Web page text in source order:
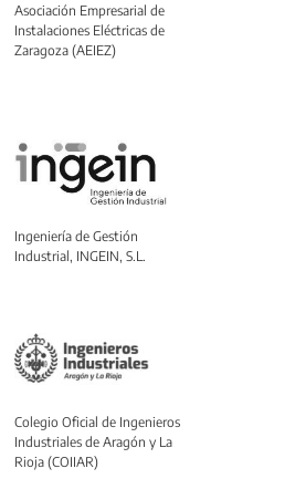
Asociación Empresarial de
Instalaciones Eléctricas de
Zaragoza (AEIEZ)
Ingeniería de Gestión
Industrial, INGEIN, S.L.
Colegio Oficial de Ingenieros
Industriales de Aragón y La
Rioja (COIIAR)